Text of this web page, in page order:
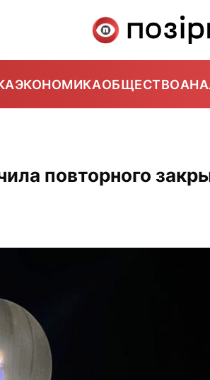
ЭКОНОМИКАОБЩЕСТВО
повторного